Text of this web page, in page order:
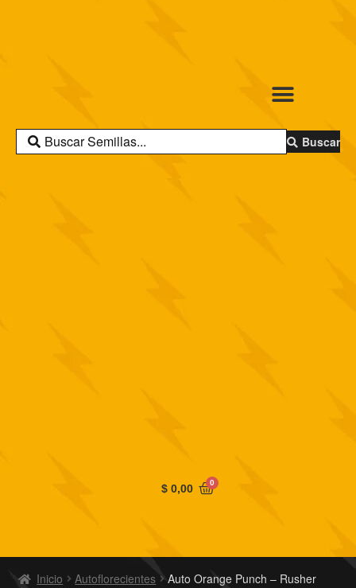
Buscar
$0,00 0
Inicio Autoflorecientes
Auto Orange Punch – Rusher